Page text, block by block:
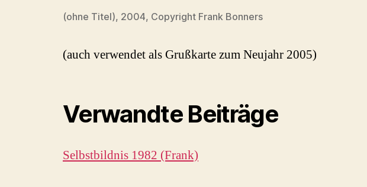
(ohne Titel), 2004, Copyright Frank Bonners
(auch verwendet als Grußkarte zum Neujahr 2005)
Verwandte Beiträge
Selbstbildnis 1982 (Frank)